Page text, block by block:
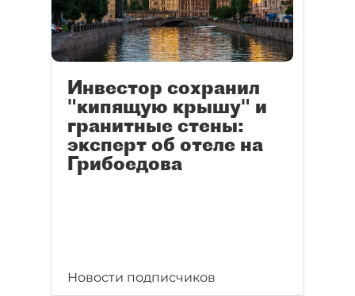
Инвестор сохранил
"кипящую крышу" и
гранитные стены:
эксперт об отеле на
Грибоедова
Новости подписчиков